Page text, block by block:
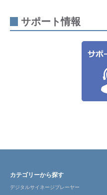
サポート情報
カテゴリーから探す
デジタルサイネージプレーヤー